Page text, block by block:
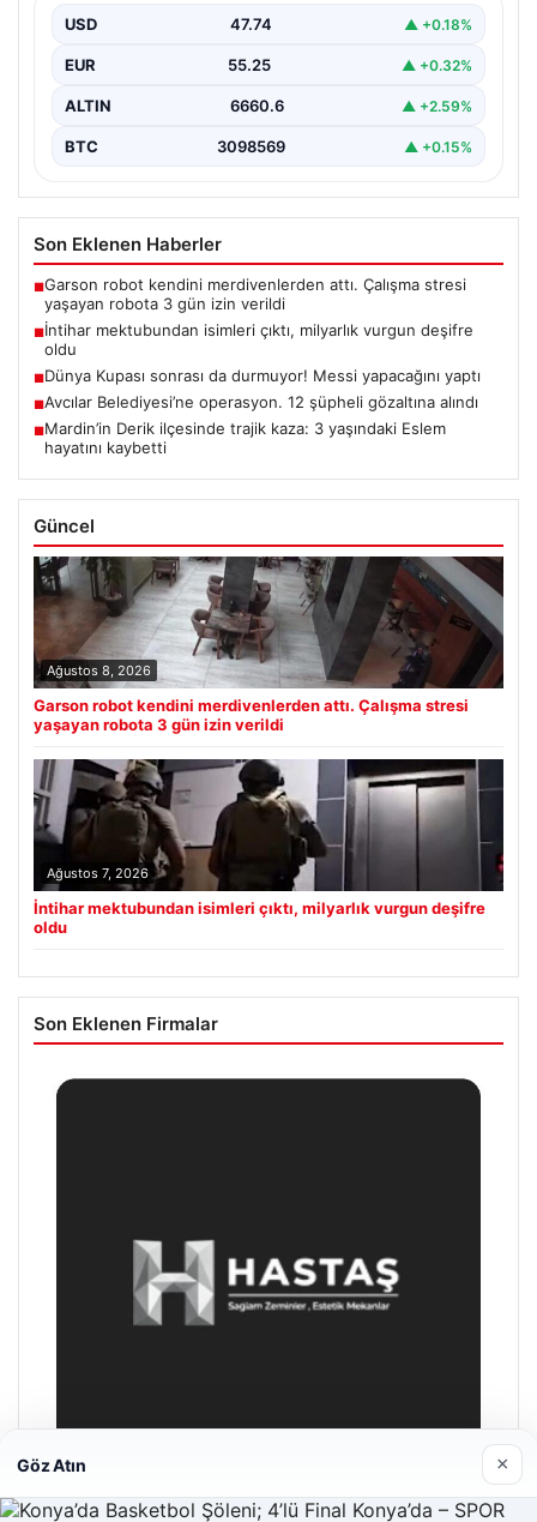
Tefecilik Şebekesi Çözüldü”, “content”: “ Elazığ’da
yaşanan…
USD 47.74 ▲ +0.18%
EUR 55.25 ▲ +0.32%
ALTIN 6660.6 ▲ +2.59%
BTC 3098569 ▲ +0.15%
Son Eklenen Haberler
■Garson robot kendini merdivenlerden attı. Çalışma stresi
yaşayan robota 3 gün izin verildi
■İntihar mektubundan isimleri çıktı, milyarlık vurgun deşifre
oldu
■Dünya Kupası sonrası da durmuyor! Messi yapacağını yaptı
■Avcılar Belediyesi’ne operasyon. 12 şüpheli gözaltına alındı
■Mardin’in Derik ilçesinde trajik kaza: 3 yaşındaki Eslem
hayatını kaybetti
Güncel
Ağustos 8, 2026
Garson robot kendini merdivenlerden attı. Çalışma stresi
yaşayan robota 3 gün izin verildi
Ağustos 7, 2026
İntihar mektubundan isimleri çıktı, milyarlık vurgun deşifre
oldu
Son Eklenen Firmalar
Göz Atın ×